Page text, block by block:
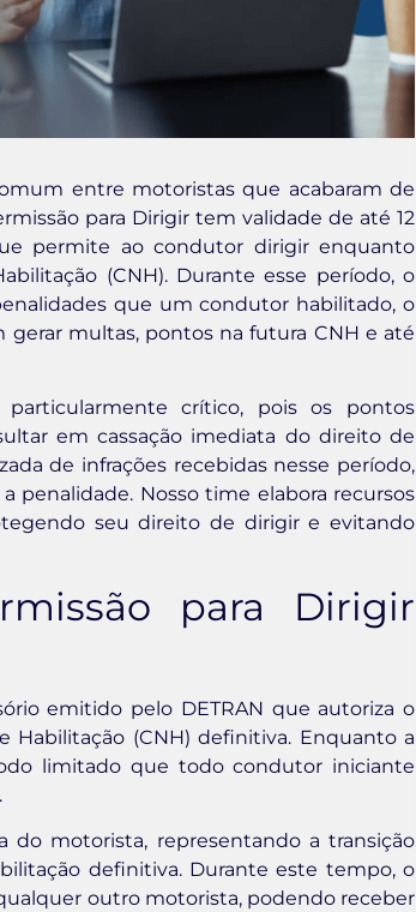
entre motoristas que acabaram de
para Dirigir tem validade de até 12
permite ao condutor dirigir enquanto
(CNH). Durante esse período, o
que um condutor habilitado, o
multas, pontos na futura CNH e até
crítico, pois os pontos
em cassação imediata do direito de
de infrações recebidas nesse período,
penalidade. Nosso time elabora recursos
seu direito de dirigir e evitando
para Dirigir
emitido pelo DETRAN que autoriza o
(CNH) definitiva. Enquanto a
limitado que todo condutor iniciante
motorista, representando a transição
definitiva. Durante este tempo, o
outro motorista, podendo receber